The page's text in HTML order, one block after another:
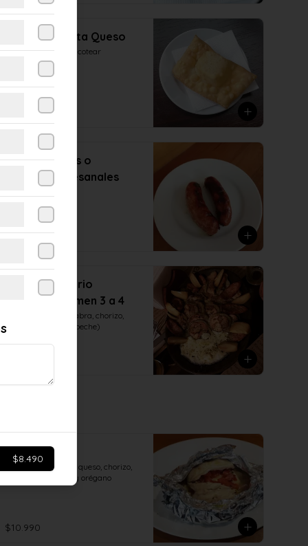
Empanada frita Queso
Para comenzar a picotear
Par de Prietas o
Chorizos Artesanales
$6.890
Surtido Emporio
(Caliente) comen 3 a 4
(Arrollado, queso cabra, chorizo,
pernil, cebolla escabeche)
Pollo Trauco
Relleno con tomate, queso, chorizo,
toque mantequilla y orégano
$10.990
$8.490